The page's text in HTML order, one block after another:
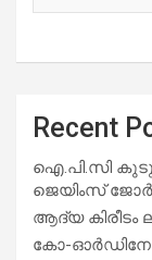
Recent
ഐ.പി.സി
ജെയിംസ്
ആദ്യ കിരീടം
കോ-